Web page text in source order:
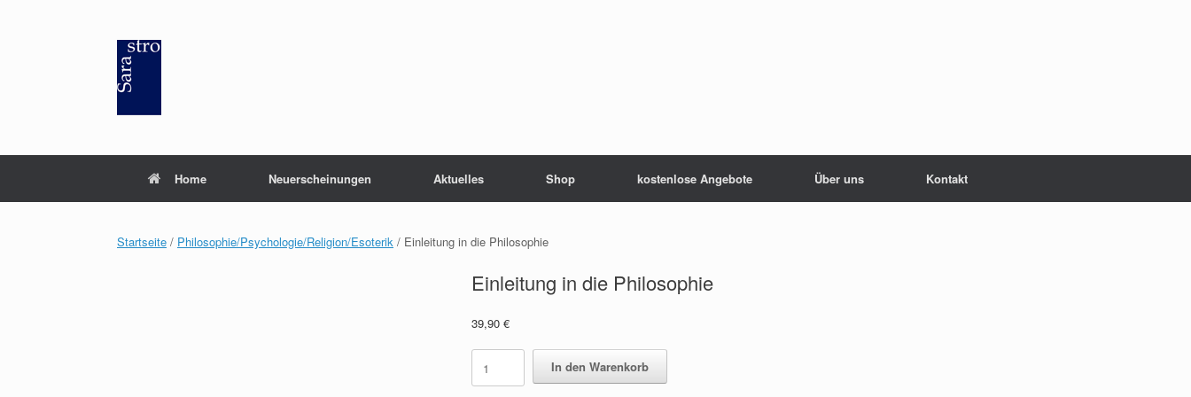
Home Neuerscheinungen Aktuelles Shop kostenlose Angebote Über uns Kontakt
Startseite / Philosophie/Psychologie/Religion/Esoterik / Einleitung in die Philosophie
Einleitung in die Philosophie
39,90€
Einleitung
die
In den Warenkorb